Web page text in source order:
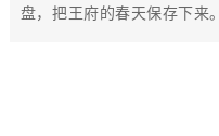
盘，把王府的春天保存下来。